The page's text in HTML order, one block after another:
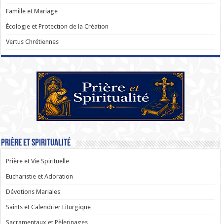
Famille et Mariage
Écologie et Protection de la Création
Vertus Chrétiennes
Prière et Spiritualité
Prière et Vie Spirituelle
Eucharistie et Adoration
Dévotions Mariales
Saints et Calendrier Liturgique
Sacramentaux et Pèlerinages